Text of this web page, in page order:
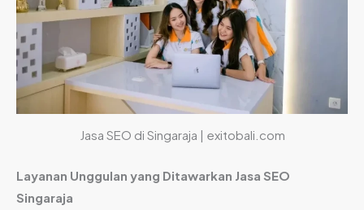
Jasa SEO di Singaraja | exitobali.com
Layanan Unggulan yang Ditawarkan Jasa SEO
Singaraja